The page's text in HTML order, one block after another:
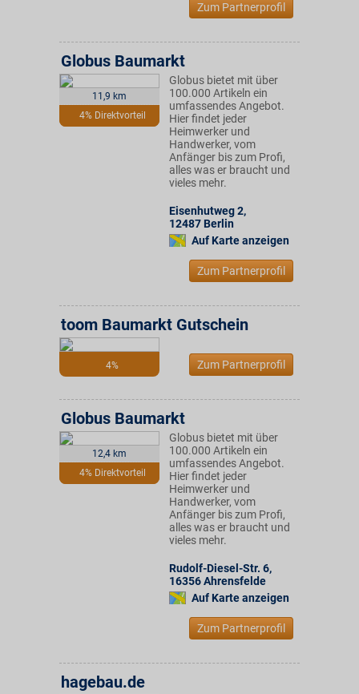
Zum Partnerprofil
11,9 km
4% Direktvorteil
Globus Baumarkt
Globus bietet mit über
100.000 Artikeln ein
umfassendes Angebot.
Hier findet jeder
Heimwerker und
Handwerker, vom
Anfänger bis zum Profi,
alles was er braucht und
vieles mehr.
Eisenhutweg 2,
12487 Berlin
Auf Karte anzeigen
Zum Partnerprofil
4%
toom Baumarkt Gutschein
Zum Partnerprofil
12,4 km
4% Direktvorteil
Globus Baumarkt
Globus bietet mit über
100.000 Artikeln ein
umfassendes Angebot.
Hier findet jeder
Heimwerker und
Handwerker, vom
Anfänger bis zum Profi,
alles was er braucht und
vieles mehr.
Rudolf-Diesel-Str. 6,
16356Ahrensfelde
Auf Karte anzeigen
Zum Partnerprofil
hagebau.de